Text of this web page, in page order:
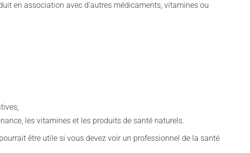
en association avec d'autres médicaments, vitamines ou
les vitamines et les produits de santé naturels.
être utile si vous devez voir un professionnel de la santé